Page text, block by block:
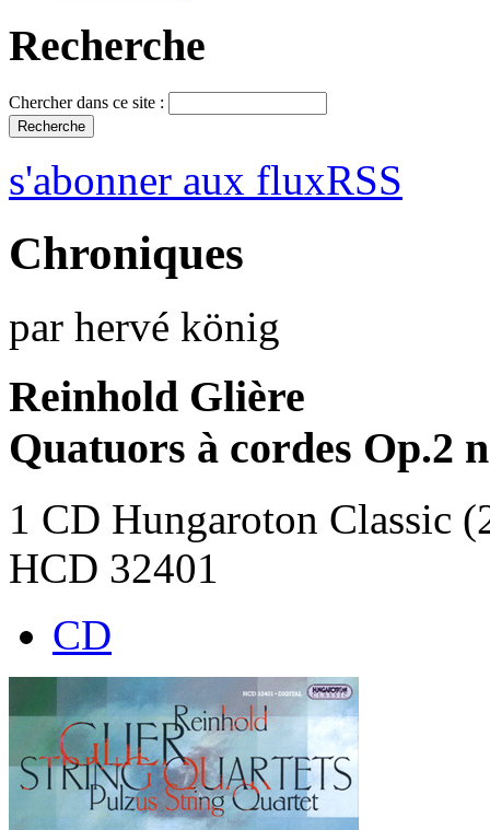
Recherche
Chercher dans ce site :
s'abonner aux fluxRSS
Chroniques
par hervé könig
Reinhold Glière
Quatuors à cordes Op.2
1 CD Hungaroton Classic
HCD 32401
CD